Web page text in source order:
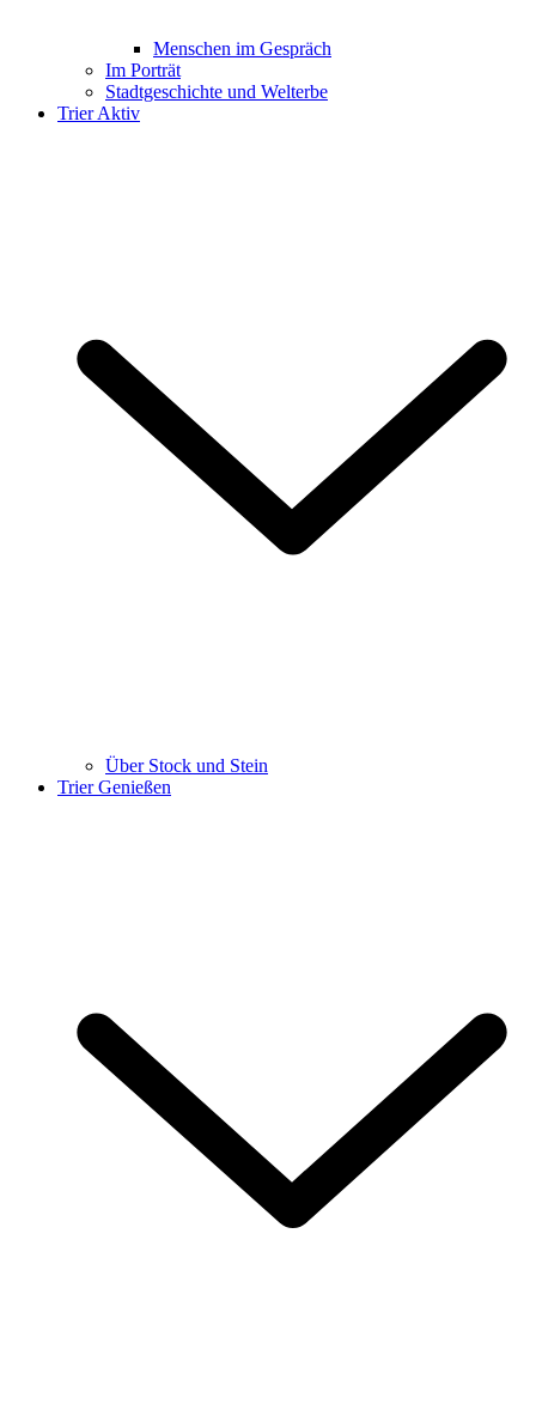
Menschen im Gespräch
Im Porträt
Stadtgeschichte und Welterbe
Trier Aktiv
Über Stock und Stein
Trier Genießen